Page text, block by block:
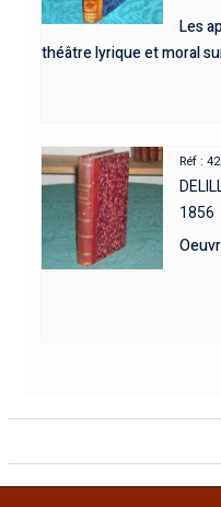
Les
théâtre lyrique et moral
Réf :
1856